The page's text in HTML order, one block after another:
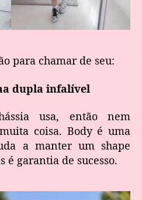
para chamar de seu:
dupla infalível
usa, então nem
coisa. Body é uma
a manter um shape
garantia de sucesso.